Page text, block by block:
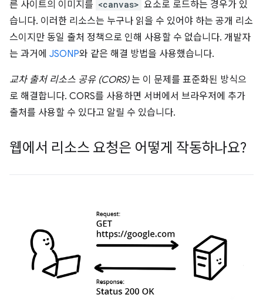
른 사이트의 이미지를 <canvas> 요소로 로드하는 경우가 있
습니다. 이러한 리소스는 누구나 읽을 수 있어야 하는 공개 리소
스이지만 동일 출처 정책으로 인해 사용할 수 없습니다. 개발자
는 과거에 JSONP와 같은 해결 방법을 사용했습니다.
교차 출처 리소스 공유 (CORS)는 이 문제를 표준화된 방식으
로 해결합니다. CORS를 사용하면 서버에서 브라우저에 추가
출처를 사용할 수 있다고 알릴 수 있습니다.
웹에서 리소스 요청은 어떻게 작동하나요?